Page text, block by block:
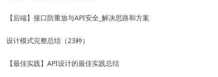
【后端】接口防重放与API安全_解决思路和方案
设计模式完整总结（23种）
【最佳实践】API设计的最佳实践总结